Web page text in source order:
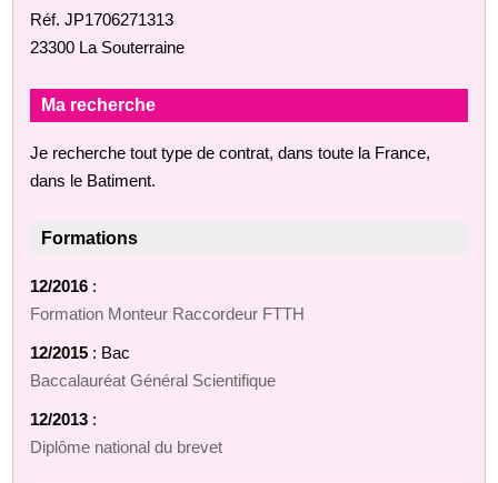
Réf. JP1706271313
23300 La Souterraine
Ma recherche
Je recherche tout type de contrat, dans toute la France,
dans le Batiment.
Formations
12/2016 :
Formation Monteur Raccordeur FTTH
12/2015 : Bac
Baccalauréat Général Scientifique
12/2013 :
Diplôme national du brevet